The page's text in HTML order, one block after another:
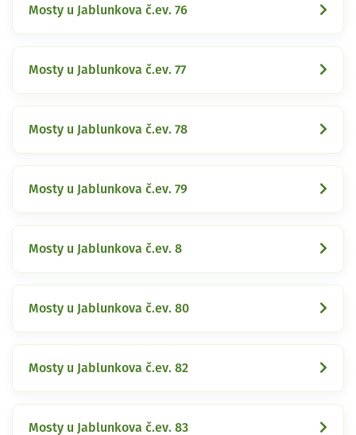
Mosty u Jablunkova č.ev. 76
Mosty u Jablunkova č.ev. 77
Mosty u Jablunkova č.ev. 78
Mosty u Jablunkova č.ev. 79
Mosty u Jablunkova č.ev. 8
Mosty u Jablunkova č.ev. 80
Mosty u Jablunkova č.ev. 82
Mosty u Jablunkova č.ev. 83